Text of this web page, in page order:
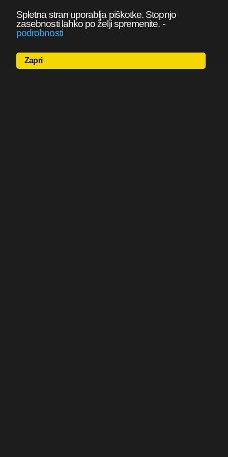
Spletna stran uporablja piškotke. Stopnjo
zasebnosti lahko po želji spremenite. -
podrobnosti
Zapri